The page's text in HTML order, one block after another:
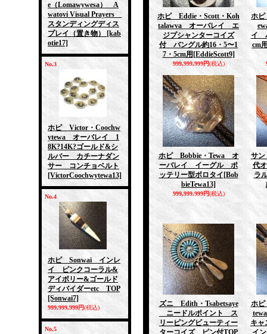
e（Lomawywesa） A
watovi Visual Prayers
スタンディングディス
プレイ（置き物）
[kab
otie17]
No.3
ホピ Victor・Coochw
ytewa オーバレイ 1
8K?14K?ゴールド&シ
ルバー カチーナダン
サー コンチョベルト
[VictorCoochwytewa13]
No.4
ホピ Sonwai インレ
イ ピンクコーラル&
アイボリー&ゴールド
ディバイダーetc TOP
[Sonwai7]
999,999,999円(税込)
No.5
ホピ Eddie・Scott・Koh
talawva オーバレイ エ
ジプシャンターコイズ
付 バングル約16・5〜1
7・5cm用 [EddieScott9]
999,999,999円(税込)
ホ
イ
cm
ホピ Bobbie・Tewa オ
ーバレイ イーグル ポ
ッテリー型ボロタイ [Bob
bieTewa13]
999,999,999円(税込)
サ
代
ラ
ズニ Edith・Tsabetsaye
ニードルポイント ス
リーピングビューティー
ターコイズ ピン付TOP
ホ
キャ
イ